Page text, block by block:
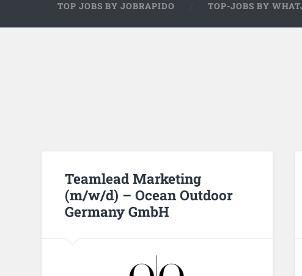
TOP JOBS BY JOBRAPIDO TOP-JOBS BY
Teamlead Marketing
(m/w/d) – Ocean Outdoor
Germany GmbH